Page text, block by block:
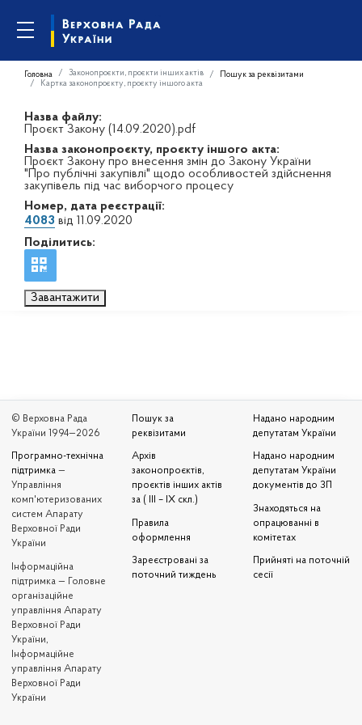
Головна Законопроєкти, проєкти інших актів
Пошук за реквізитами
Картка законопроєкту, проєкту іншого акта
Назва файлу:
Проєкт Закону (14.09.2020).pdf
Назва законопроєкту, проєкту іншого акта:
Проєкт Закону про внесення змін до Закону України
"Про публічні закупівлі" щодо особливостей здійснення
закупівель під час виборчого процесу
Номер, дата реєстрації:
4083 від 11.09.2020
Поділитись:
Завантажити
© Верховна Рада
України 1994—2026
Програмно-технічна
підтримка —
Управління
комп'ютеризованих
систем Апарату
Верховної Ради
України
Iнформаційна
підтримка — Головне
організаційне
управління Апарату
Верховної Ради
України,
Інформаційне
управління Апарату
Верховної Ради
України
Пошук за
реквізитами
Архів
законопроєктів,
проєктів інших актів
за ( III – IX скл.)
Правила
оформлення
Зареєстровані за
поточний тиждень
Надано народним
депутатам України
Надано народним
депутатам України
документів до ЗП
Знаходяться на
опрацюванні в
комітетах
Прийняті на поточній
сесії